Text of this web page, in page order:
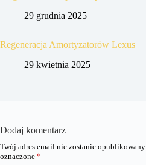
29 grudnia 2025
Regeneracja Amortyzatorów Lexus
29 kwietnia 2025
Dodaj komentarz
Twój adres email nie zostanie opublikowany.
oznaczone *